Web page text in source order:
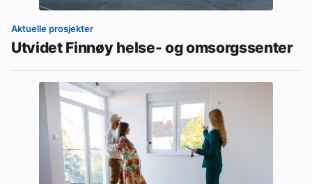
Aktuelle prosjekter
Utvidet Finnøy helse- og omsorgssenter